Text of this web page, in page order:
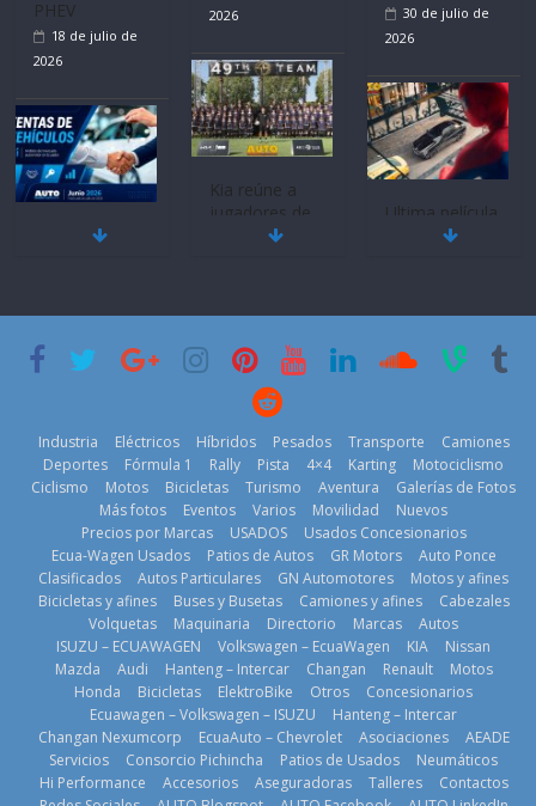
11 de julio de
2026
Bosch y
renovable
25 de julio de
Nuevo SUV
Honda ZR-V
Advanced
Hybrid para el
mercado local
23 de julio de
31 de julio de
Quito se alista
para un nuevo
2026
Kia reúne a
jugadores de
fútbol de todo
el mundo en
‘Kia OMBC
Cup’
6 de mayo de
2026
29 de julio de
2026
¿Qué puede
pasar con tu
3 de agosto de
La FEDAK
recibe 12
Sinotruk
Bolden para
cubrir las rutas
de La Vuelta
31 de julio de
2026
Industria Eléctricos Híbridos Pesados Transporte
Camiones
Deportes
Fórmula 1 Rally Pista 4×4 Karting
Motociclismo
Ciclismo
Motos Bicicletas Turismo Aventura
Galerías de Fotos
Más fotos
Eventos Varios Movilidad
Nuevos
Precios por Marcas
USADOS
Usados Concesionarios
Ecua-Wagen Usados
Patios de Autos GR Motors
Auto Ponce
Clasificados
Autos Particulares GN Automotores
Motos y afines
Bicicletas y afines
Buses y Busetas Camiones y afines
Cabezales
Volquetas
Maquinaria Directorio Marcas
Autos
ISUZU – ECUAWAGEN
Volkswagen – EcuaWagen KIA
Nissan
Mazda
Audi Hanteng – Intercar Changan Renault
Motos
Honda
Bicicletas ElektroBike Otros
Concesionarios
Ecuawagen – Volkswagen – ISUZU
Hanteng – Intercar
Changan Nexumcorp
EcuaAuto – Chevrolet Asociaciones
AEADE
Servicios
Consorcio Pichincha Patios de Usados
Neumáticos
Hi Performance
Accesorios Aseguradoras Talleres
Contactos